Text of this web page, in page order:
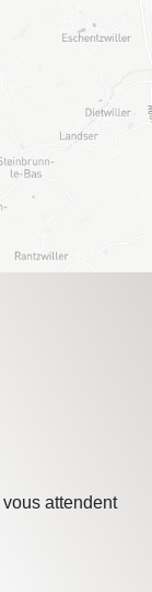
vous attendent